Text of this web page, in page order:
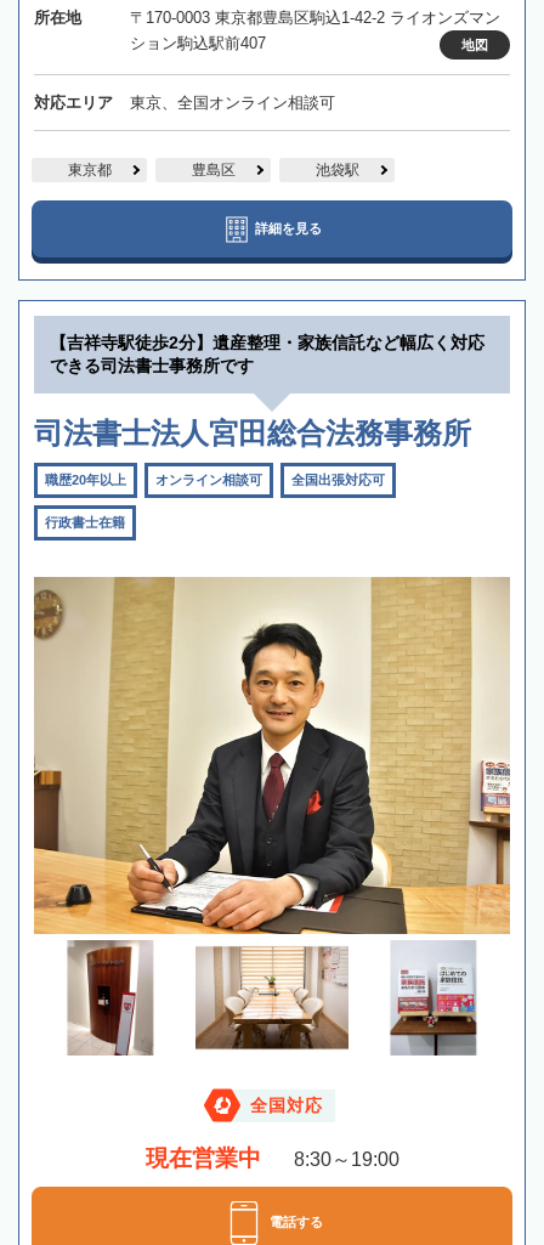
所在地
〒170-0003 東京都豊島区駒込1-42-2 ライオンズマン
ション駒込駅前407
地図
対応エリア 東京、全国オンライン相談可
東京都 豊島区 池袋駅
詳細を見る
【吉祥寺駅徒歩2分】遺産整理・家族信託など幅広く対応
できる司法書士事務所です
司法書士法人宮田総合法務事務所
職歴20年以上 オンライン相談可 全国出張対応可
行政書士在籍
全国対応
現在営業中 8:30～19:00
電話する